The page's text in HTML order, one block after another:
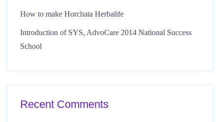
How to make Horchata Herbalife
Introduction of SYS, AdvoCare 2014 National Success
School
Recent Comments